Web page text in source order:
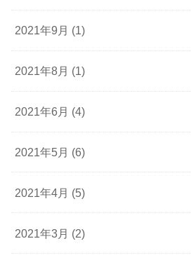
2021年9月 (1)
2021年8月 (1)
2021年6月 (4)
2021年5月 (6)
2021年4月 (5)
2021年3月 (2)